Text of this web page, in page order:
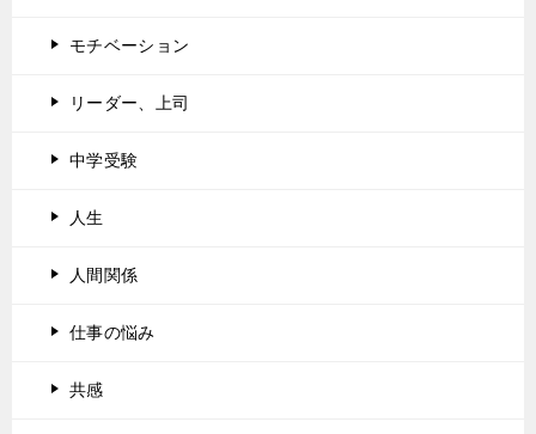
モチベーション
リーダー、上司
中学受験
人生
人間関係
仕事の悩み
共感